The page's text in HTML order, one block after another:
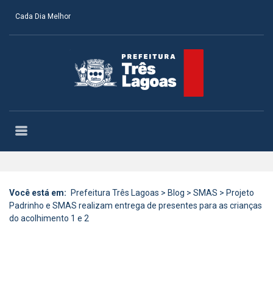
Cada Dia Melhor
Você está em: Prefeitura Três Lagoas > Blog > SMAS > Projeto
Padrinho e SMAS realizam entrega de presentes para as crianças
do acolhimento 1 e 2